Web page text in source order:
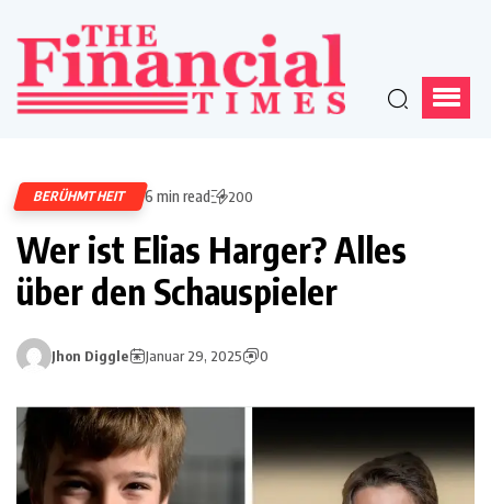
BERÜHMTHEIT 6 min read 200
Wer ist Elias Harger? Alles
über den Schauspieler
Jhon Diggle Januar 29, 2025 0